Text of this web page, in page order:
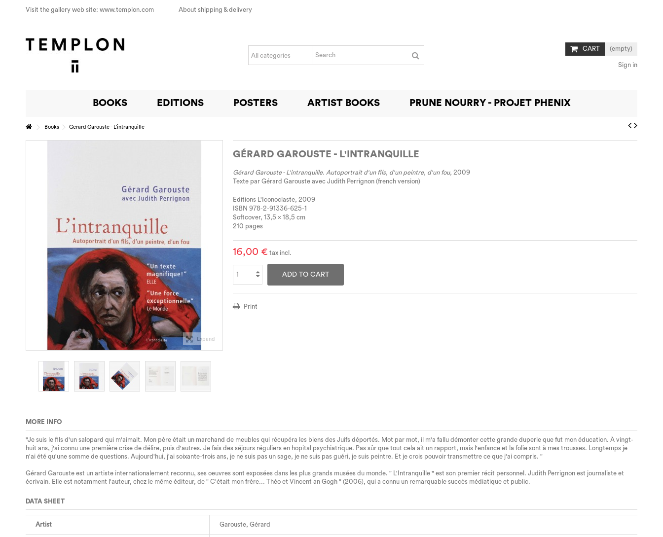
Visit the gallery web site: www.templon.com About shipping & delivery
CART (empty)
Sign in
BOOKS EDITIONS POSTERS ARTIST BOOKS PRUNE NOURRY - PROJET PHENIX
Books Gérard Garouste - L'intranquille
Expand
GÉRARD GAROUSTE - L'INTRANQUILLE
Gérard Garouste - L'intranquille. Autoportrait d'un fils, d'un peintre, d'un fou, 2009
Texte par Gérard Garouste avec Judith Perrignon (french version)
Editions L'Iconoclaste, 2009
ISBN 978-2-91336-625-1
Softcover, 13,5 x 18,5 cm
210 pages
16,00 € tax incl.
ADD TO CART
Print
MORE INFO
"Je suis le fils d'un salopard qui m'aimait. Mon père était un marchand de meubles qui récupéra les biens des Juifs déportés. Mot par mot, il m'a fallu démonter cette grande duperie que fut mon éducation. À vingt-
huit ans, j'ai connu une première crise de délire, puis d'autres. Je fais des séjours réguliers en hôpital psychiatrique. Pas sûr que tout cela ait un rapport, mais l'enfance et la folie sont à mes trousses. Longtemps je
n'ai été qu'une somme de questions. Aujourd'hui, j'ai soixante-trois ans, je ne suis pas un sage, je ne suis pas guéri, je suis peintre. Et je crois pouvoir transmettre ce que j'ai compris. "
Gérard Garouste est un artiste internationalement reconnu, ses oeuvres sont exposées dans les plus grands musées du monde. " L'Intranquille " est son premier récit personnel. Judith Perrignon est journaliste et
écrivain. Elle est notamment l'auteur, chez le même éditeur, de " C'était mon frère... Théo et Vincent an Gogh " (2006), qui a connu un remarquable succès médiatique et public.
DATA SHEET
Artist Garouste, Gérard